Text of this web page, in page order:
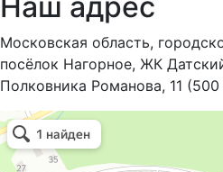
Московская область,
посёлок Нагорное, ЖК
Полковника Романова, 11